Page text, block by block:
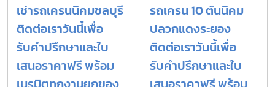
เช่ารถเครนนิคมชลบุรี
ติดต่อเราวันนี้เพื่อ
รับคำปรึกษาและใบ
เสนอราคาฟรี พร้อม
รถเครน 10 ตันนิคม
ปลวกแดงระยอง
ติดต่อเราวันนี้เพื่อ
รับคำปรึกษาและใบ